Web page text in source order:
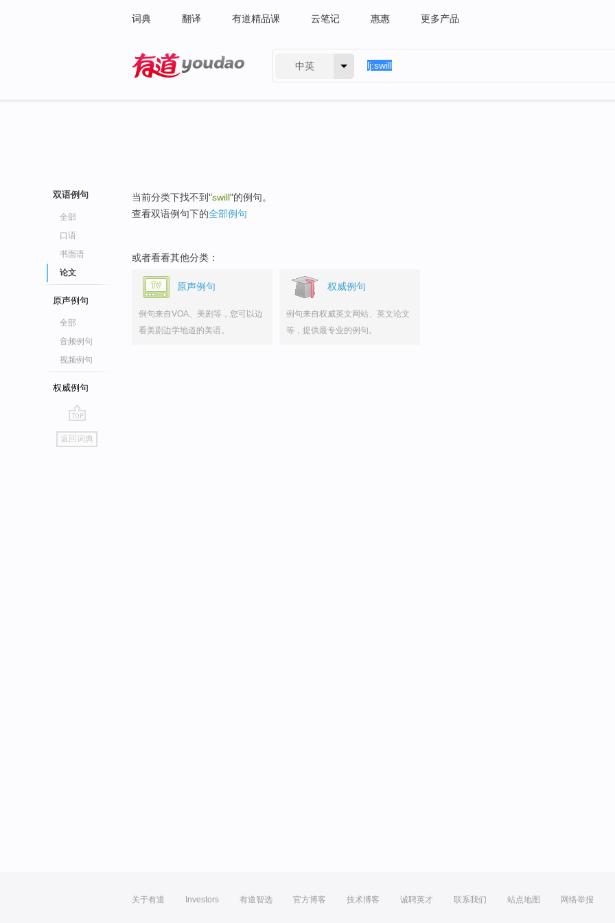
词典 翻译 有道精品课 云笔记 惠惠 更多产品
中英
双语例句
全部
口语
书面语
论文
原声例句
全部
音频例句
视频例句
权威例句
go
top
返回词典
当前分类下找不到"swill"的例句。
查看双语例句下的全部例句
或者看看其他分类：
原声例句
例句来自VOA、美剧等，您可以边
看美剧边学地道的美语。
权威例句
例句来自权威英文网站、英文论文
等，提供最专业的例句。
关于有道 Investors 有道智选 官方博客 技术博客 诚聘英才 联系我们 站点地图 网络举报